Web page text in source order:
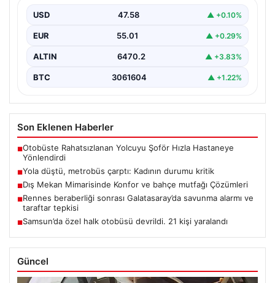
USD 47.58 ▲ +0.10%
EUR 55.01 ▲ +0.29%
ALTIN 6470.2 ▲ +3.83%
BTC 3061604 ▲ +1.22%
Son Eklenen Haberler
■Otobüste Rahatsızlanan Yolcuyu Şoför Hızla Hastaneye
Yönlendirdi
■Yola düştü, metrobüs çarptı: Kadının durumu kritik
■Dış Mekan Mimarisinde Konfor ve bahçe mutfağı Çözümleri
■Rennes beraberliği sonrası Galatasaray’da savunma alarmı ve
taraftar tepkisi
■Samsun’da özel halk otobüsü devrildi. 21 kişi yaralandı
Güncel